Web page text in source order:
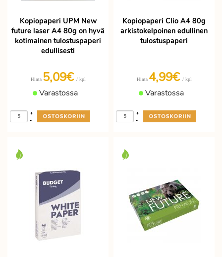
Kopiopaperi UPM New
future laser A4 80g on hyvä
kotimainen tulostuspaperi
edullisesti
Hinta 5,09€ / kpl
Varastossa
-
+
Kopiopaperi Clio A4 80g
arkistokelpoinen edullinen
tulostuspaperi
Hinta 4,99€ / kpl
Varastossa
-
+